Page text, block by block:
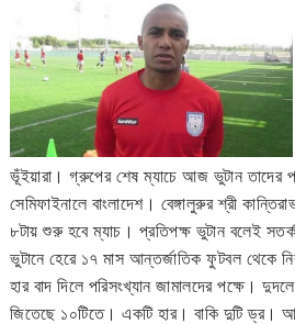
ভূঁইয়ারা। গ্রুপের শেষ ম্যাচে আজ ভুটান তাদের
সেমিফাইনালে বাংলাদেশ। বেঙ্গালুরুর শ্রী
৮টায় শুরু হবে ম্যাচ। প্রতিপক্ষ ভুটান বলেই
ভুটানে হেরে ১৭ মাস আন্তর্জাতিক ফুটবল থেকে
হার বাদ দিলে পরিসংখ্যান জামালদের পক্ষে।
জিতেছে ১০টিতে। একটি হার। বাকি দুটি ড্র।